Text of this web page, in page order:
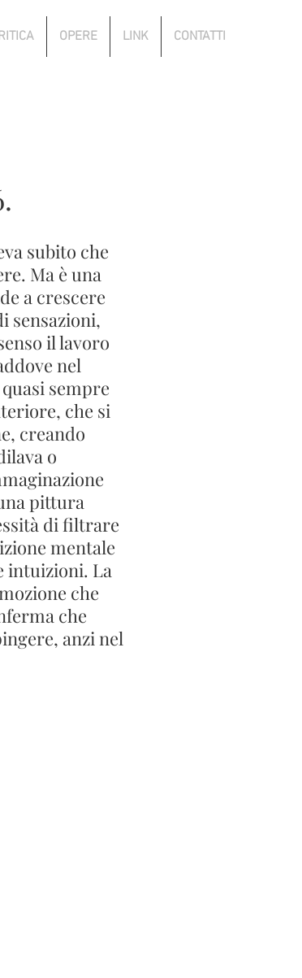
OPERE LINK CONTATTI
subito che
Ma è una
a crescere
sensazioni,
il lavoro
nel
sempre
che si
creando
o
pittura
di filtrare
mentale
intuizioni. La
che
che
anzi nel